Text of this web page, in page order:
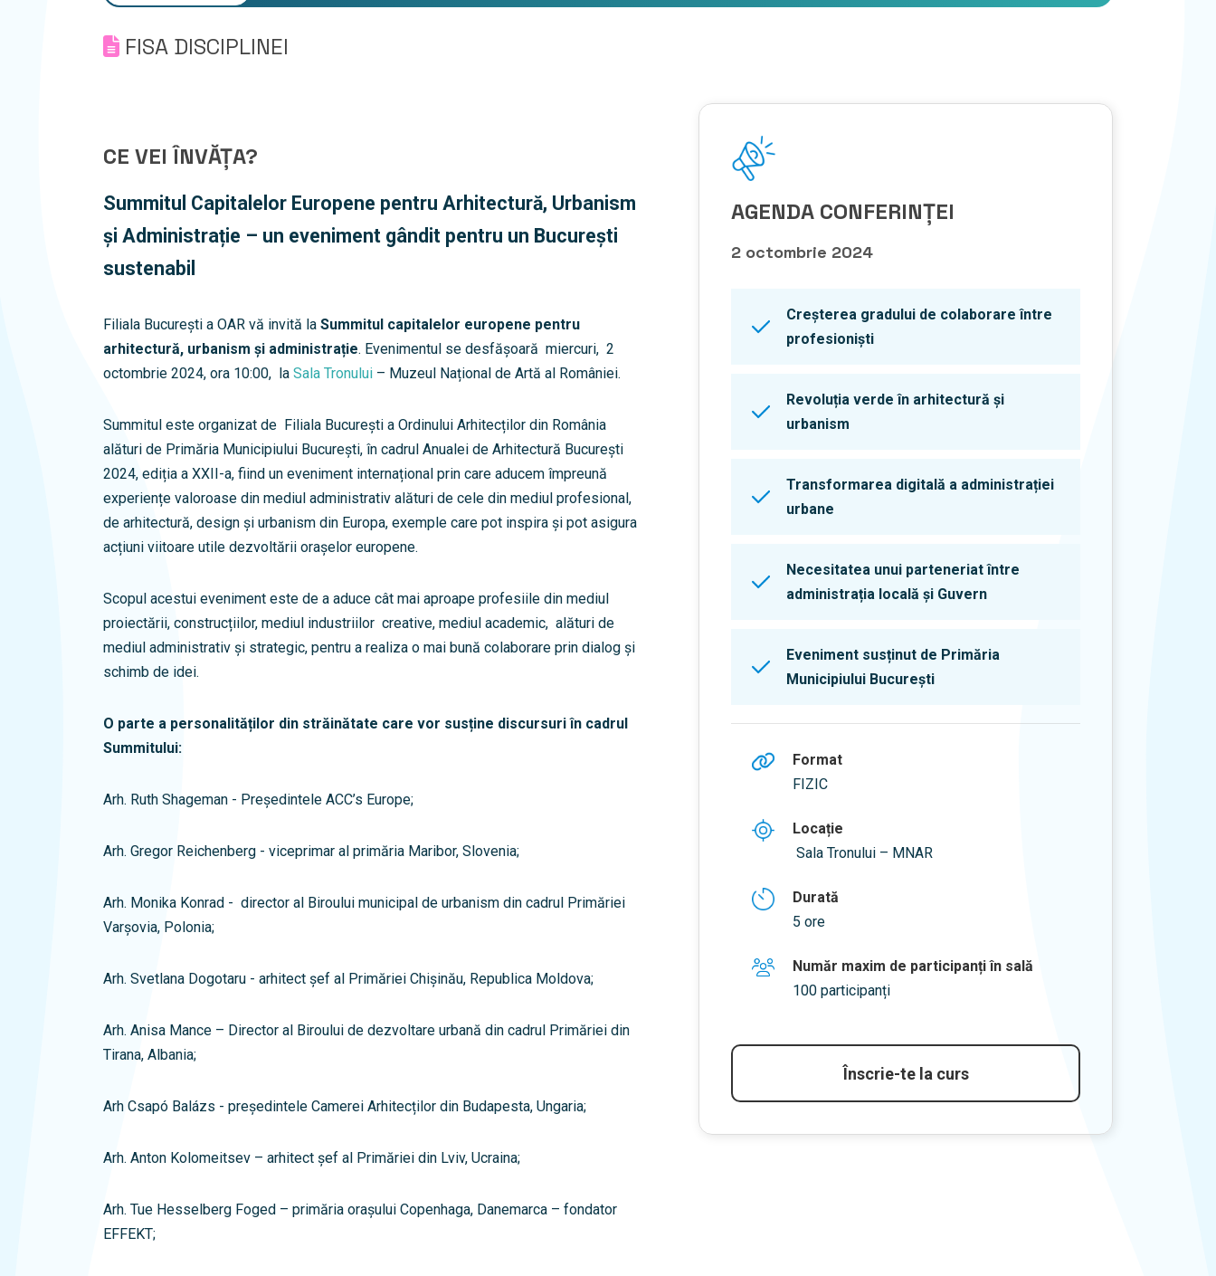
FISA DISCIPLINEI
CE VEI ÎNVĂȚA?
Summitul Capitalelor Europene pentru Arhitectură, Urbanism
și Administrație – un eveniment gândit pentru un București
sustenabil
Filiala București a OAR vă invită la Summitul capitalelor europene pentru
arhitectură, urbanism și administrație. Evenimentul se desfășoară miercuri, 2
octombrie 2024, ora 10:00, la Sala Tronului – Muzeul Național de Artă al României.
Summitul este organizat de Filiala București a Ordinului Arhitecților din România
alături de Primăria Municipiului București, în cadrul Anualei de Arhitectură București
2024, ediția a XXII-a, fiind un eveniment internațional prin care aducem împreună
experiențe valoroase din mediul administrativ alături de cele din mediul profesional,
de arhitectură, design și urbanism din Europa, exemple care pot inspira și pot asigura
acțiuni viitoare utile dezvoltării orașelor europene.
Scopul acestui eveniment este de a aduce cât mai aproape profesiile din mediul
proiectării, construcțiilor, mediul industriilor creative, mediul academic, alături de
mediul administrativ și strategic, pentru a realiza o mai bună colaborare prin dialog și
schimb de idei.
O parte a personalităților din străinătate care vor susține discursuri în cadrul
Summitului:
Arh. Ruth Shageman - Președintele ACC’s Europe;
Arh. Gregor Reichenberg - viceprimar al primăria Maribor, Slovenia;
Arh. Monika Konrad - director al Biroului municipal de urbanism din cadrul Primăriei
Varșovia, Polonia;
Arh. Svetlana Dogotaru - arhitect șef al Primăriei Chișinău, Republica Moldova;
Arh. Anisa Mance – Director al Biroului de dezvoltare urbană din cadrul Primăriei din
Tirana, Albania;
Arh Csapó Balázs - președintele Camerei Arhitecților din Budapesta, Ungaria;
Arh. Anton Kolomeitsev – arhitect șef al Primăriei din Lviv, Ucraina;
Arh. Tue Hesselberg Foged – primăria orașului Copenhaga, Danemarca – fondator
EFFEKT;
AGENDA CONFERINȚEI
2 octombrie 2024
Creșterea gradului de colaborare între
profesioniști
Revoluția verde în arhitectură și
urbanism
Transformarea digitală a administrației
urbane
Necesitatea unui parteneriat între
administrația locală și Guvern
Eveniment susținut de Primăria
Municipiului București
Format
FIZIC
Locație
Sala Tronului – MNAR
Durată
5 ore
Număr maxim de participanți în sală
100 participanți
Înscrie-te la curs